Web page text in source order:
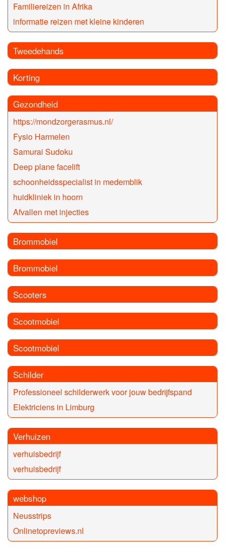
Familiereizen in Afrika
informatie reizen met kleine kinderen
Tweedehands
Korting
Gezondheid
https://mondzorgerasmus.nl/
Fysio Harmelen
Samurai Sudoku
Deep plane facelift
schoonheidsspecialist in medemblik
huidkliniek in hoorn
Afvallen met injecties
Brommobiel
Brommobiel
Scooters
Scootmobiel
Scootmobiel
Schilder
Professioneel schilderwerk voor jouw bedrijfspand
Elektriciens in Limburg
Verhuizen
verhuisbedrijf
verhuisbedrijf
webshop
Neusstrips
Onlinetopreviews.nl